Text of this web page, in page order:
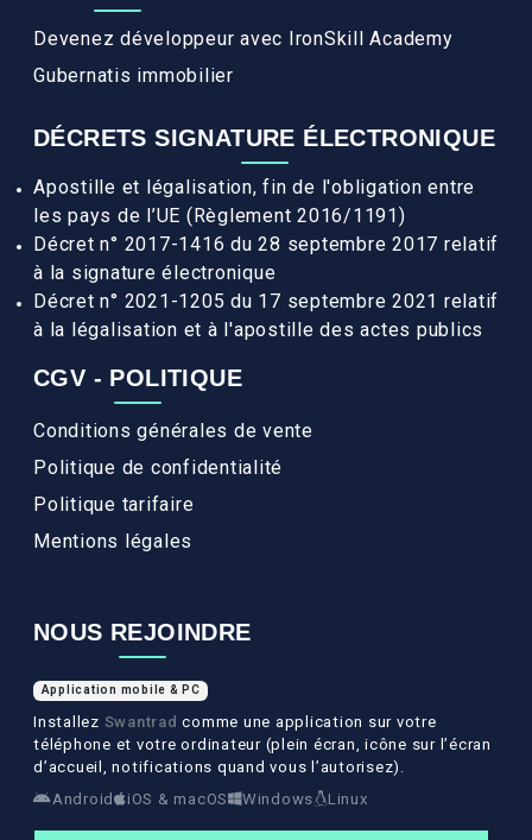
Devenez développeur avec IronSkill Academy
Gubernatis immobilier
DÉCRETS SIGNATURE ÉLECTRONIQUE
Apostille et légalisation, fin de l'obligation entre
les pays de l’UE (Règlement 2016/1191)
Décret n° 2017-1416 du 28 septembre 2017 relatif
à la signature électronique
Décret n° 2021-1205 du 17 septembre 2021 relatif
à la légalisation et à l'apostille des actes publics
CGV - POLITIQUE
Conditions générales de vente
Politique de confidentialité
Politique tarifaire
Mentions légales
NOUS REJOINDRE
Application mobile & PC
Installez Swantrad comme une application sur votre
téléphone et votre ordinateur (plein écran, icône sur l’écran
d’accueil, notifications quand vous l’autorisez).
Android
iOS & macOS Windows Linux